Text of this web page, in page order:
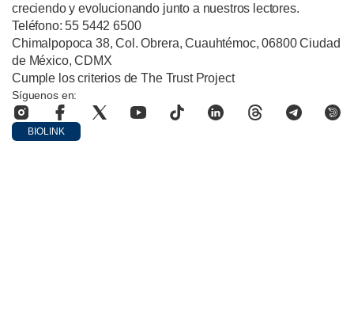
creciendo y evolucionando junto a nuestros lectores.
Teléfono: 55 5442 6500
Chimalpopoca 38, Col. Obrera, Cuauhtémoc, 06800 Ciudad
de México, CDMX
Cumple los criterios de The Trust Project
Síguenos en:
BIOLINK